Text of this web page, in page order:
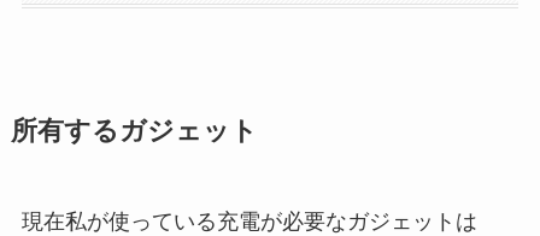
所有するガジェット
現在私が使っている充電が必要なガジェットは